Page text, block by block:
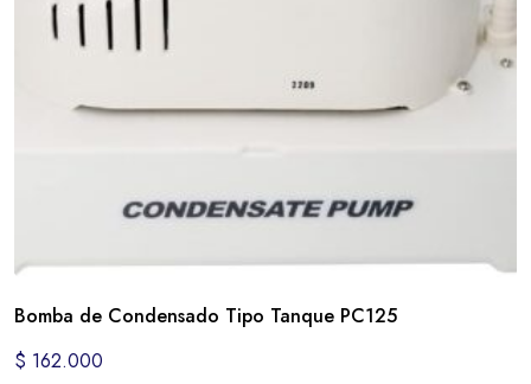
Bomba de Condensado Tipo Tanque PC125
$ 162.000